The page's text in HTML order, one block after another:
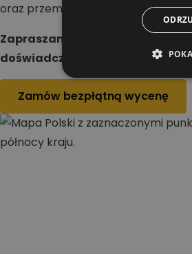
oraz przemysłowych.
Zapraszamy do kontaktu i
doświadczonym wykonawcą.
Zamów bezpłątną wycenę